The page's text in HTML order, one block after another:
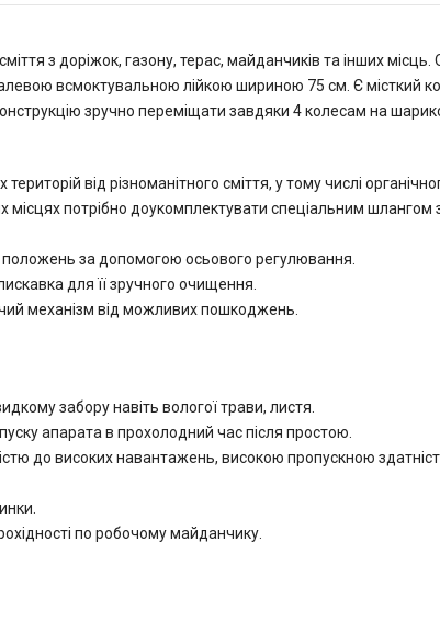
з доріжок, газону, терас, майданчиків та інших
всмоктувальною лійкою шириною 75 см. Є місткий
зручно переміщати завдяки 4 колесам на
від різноманітного сміття, у тому числі
потрібно доукомплектувати спеціальним шлангом
за допомогою осьового регулювання.
для її зручного очищення.
механізм від можливих пошкоджень.
забору навіть вологої трави, листя.
апарата в прохолодний час після простою.
до високих навантажень, високою пропускною
по робочому майданчику.